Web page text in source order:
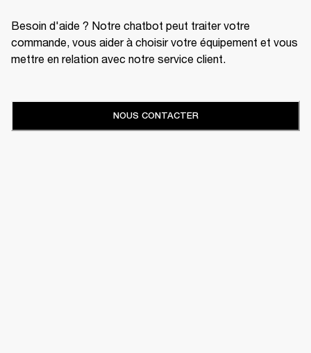
Besoin d'aide ? Notre chatbot peut traiter votre
commande, vous aider à choisir votre équipement et vous
mettre en relation avec notre service client.
NOUS CONTACTER